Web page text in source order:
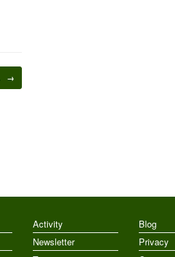
→
Activity
Newsletter
Blog
Privacy